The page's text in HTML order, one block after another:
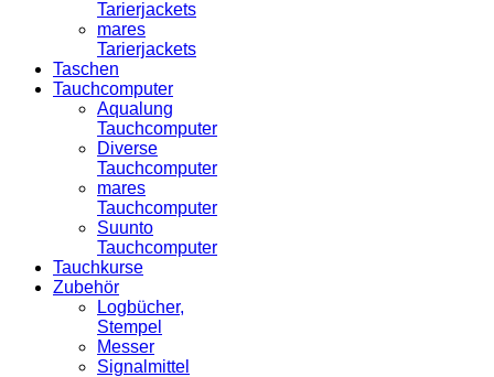
Tarierjackets
mares
Tarierjackets
Taschen
Tauchcomputer
Aqualung
Tauchcomputer
Diverse
Tauchcomputer
mares
Tauchcomputer
Suunto
Tauchcomputer
Tauchkurse
Zubehör
Logbücher,
Stempel
Messer
Signalmittel